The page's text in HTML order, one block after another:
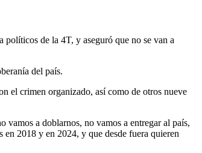
de la 4T, y aseguró que no se van a
del país.
el crimen organizado, así como de otros nueve
vamos a doblarnos, no vamos a entregar al país,
2018 y en 2024, y que desde fuera quieren